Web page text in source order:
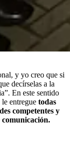
y yo creo que si
decírselas a la
En este sentido
entregue todas
competentes y
comunicación.